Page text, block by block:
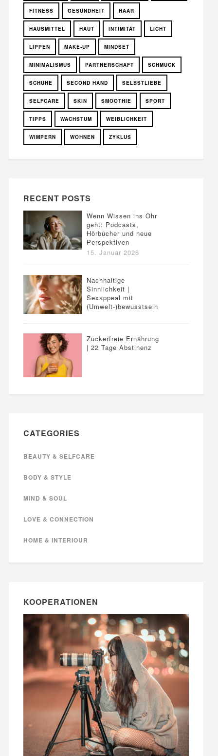
FITNESS GESUNDHEIT HAAR
HAUSMITTEL HAUT INTIMITÄT LICHT
LIPPEN MAKE-UP MINDSET
MINIMALISMUS PARTNERSCHAFT SCHMUCK
SCHUHE SECOND HAND SELBSTLIEBE
SELFCARE SKIN SMOOTHIE SPORT
TIPPS WACHSTUM WEIBLICHKEIT
WIMPERN WOHNEN ZYKLUS
RECENT POSTS
Wenn Wissen ins Ohr
geht: Podcasts,
Hörbücher und neue
Perspektiven
15. Januar 2026
Nachhaltige
Sinnlichkeit |
Sexappeal mit
(Umwelt-)bewusstsein
Zuckerfreie Ernährung
| 22 Tage Abstinenz
CATEGORIES
BEAUTY & SELFCARE
BODY & STYLE
MIND & SOUL
LOVE & CONNECTION
HOME & INTERIOUR
KOOPERATIONEN